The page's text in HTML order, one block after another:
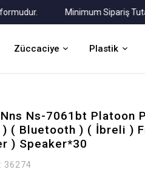
Minimum Sipariş Tutarı
Züccaciye Plastik
Ns-7061bt Platoon
( Bluetooth ) ( İbreli )
) Speaker*30
36274